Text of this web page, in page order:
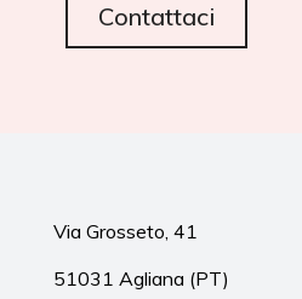
Contattaci
Via Grosseto, 41
51031 Agliana (PT)